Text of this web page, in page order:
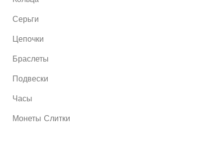
Серьги
Цепочки
Браслеты
Подвески
Часы
Монеты Слитки